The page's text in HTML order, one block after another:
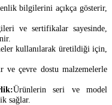
bilgilerini açıkça gösterir,
ve sertifikalar sayesinde,
kullanılarak üretildiği için,
ve çevre dostu malzemelerle
Ürünlerin seri ve model
sağlar.